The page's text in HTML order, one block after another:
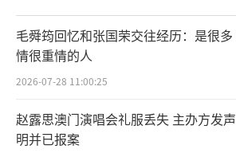
毛舜筠回忆和张国荣交往经历：是很多
情很重情的人
2026-07-28 11:00:25
赵露思澳门演唱会礼服丢失 主办方发声
明并已报案